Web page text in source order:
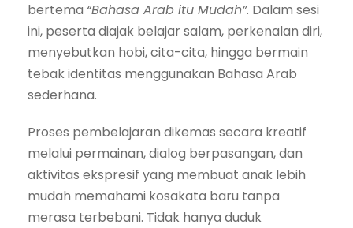
bertema “Bahasa Arab itu Mudah”. Dalam sesi
ini, peserta diajak belajar salam, perkenalan diri,
menyebutkan hobi, cita-cita, hingga bermain
tebak identitas menggunakan Bahasa Arab
sederhana.
Proses pembelajaran dikemas secara kreatif
melalui permainan, dialog berpasangan, dan
aktivitas ekspresif yang membuat anak lebih
mudah memahami kosakata baru tanpa
merasa terbebani. Tidak hanya duduk